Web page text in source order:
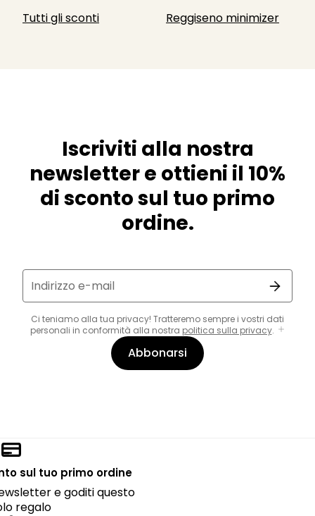
Tutti gli sconti
Reggiseno minimizer
Iscriviti alla nostra
newsletter e ottieni il 10%
di sconto sul tuo primo
ordine.
Indirizzo e-mail
Ci teniamo alla tua privacy! Tratteremo sempre i vostri dati
personali in conformità alla nostra politica sulla privacy.
Abbonarsi
sul tuo primo ordine
e goditi questo
regalo